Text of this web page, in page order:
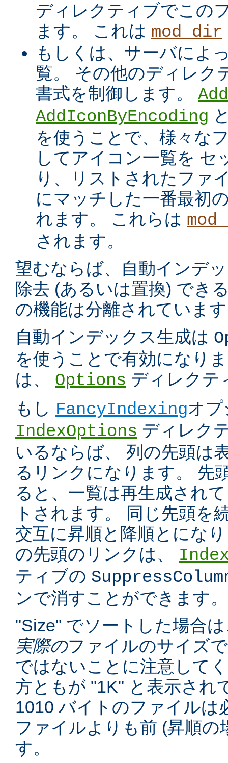
ディレクティブでこの
ます。 これは mod_dir
もしくは、サーバによ
覧。 その他のディレク
書式を制御します。
AddIconByEncoding
を使うことで、様々な
してアイコン一覧を セ
り、リストされたファ
にマッチした一番最初
れます。 これらは
されます。
望むならば、自動インデ
除去 (あるいは置換) でき
の機能は分離されていま
自動インデックス生成は
を使うことで有効になり
は、 Options ディレクテ
もし FancyIndexingオ
IndexOptions ディレク
いるならば、 列の先頭は
るリンクになります。 先
ると、一覧は再生成され
トされます。 同じ先頭を
交互に昇順と降順とにな
の先頭のリンクは、
ティブの
ンで消すことができます。
"Size" でソートした場合
実際のファイルのサイズ
ではないことに注意して
方ともが "1K" と表示され
1010 バイトのファイルは
ファイルよりも前 (昇順の
す。